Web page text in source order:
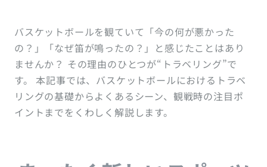
バスケットボールを観ていて「今の何が悪かった
の？」「なぜ笛が鳴ったの？」と感じたことはあり
ませんか？ その理由のひとつが“トラベリング”で
す。 本記事では、バスケットボールにおけるトラベ
リングの基礎からよくあるシーン、観戦時の注目ポ
イントまでをくわしく解説します。